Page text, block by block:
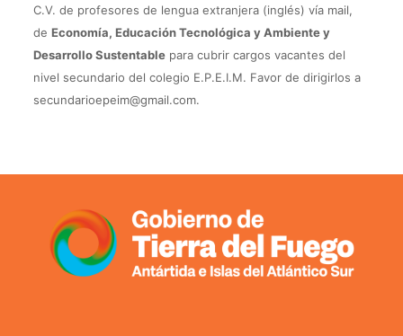
C.V. de profesores de lengua extranjera (inglés) vía mail,
de Economía, Educación Tecnológica y Ambiente y
Desarrollo Sustentablepara cubrir cargos vacantes del
nivel secundario del colegio E.P.E.I.M. Favor de dirigirlos a
secundarioepeim@gmail.com.